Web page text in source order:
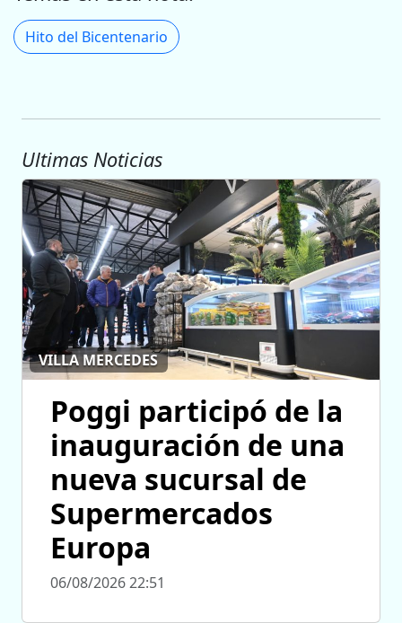
Hito del Bicentenario
Ultimas Noticias
VILLA MERCEDES
Poggi participó de la
inauguración de una
nueva sucursal de
Supermercados
Europa
06/08/2026 22:51